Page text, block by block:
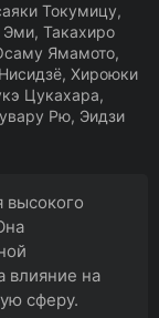
Токумицу,
Такахиро
Ямамото,
Хироюки
Цукахара,
Рю, Эидзи
высокого
влияние на
сферу.